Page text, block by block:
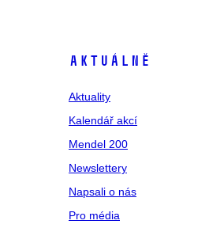
Aktuálně
Aktuality
Kalendář akcí
Mendel 200
Newslettery
Napsali o nás
Pro média